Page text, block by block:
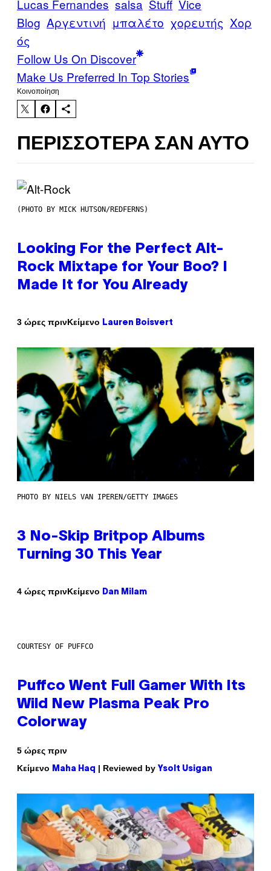
Lucas Fernandes salsa Stuff Vice
Blog Αργεντινή μπαλέτο χορευτής Χορ
ός
Follow Us On Discover
Make Us Preferred In Top Stories
Kοινοποίηση
ΠΕΡΙΣΣΌΤΕΡΑ ΣΑΝ ΑΥΤΌ
(PHOTO BY MICK HUTSON/REDFERNS)
Looking For the Perfect Alt-
Rock Mixtape for Your Boo? I
Made It for You Already
3 ώρες πρινΚείμενο Lauren Boisvert
PHOTO BY NIELS VAN IPEREN/GETTY IMAGES
3 No-Skip Britpop Albums
Turning 30 This Year
4 ώρες πρινΚείμενο Dan Milam
COURTESY OF PUFFCO
Puffco Went Full Gamer With Its
Wild New Plasma Peak Pro
Colorway
5 ώρες πριν
Κείμενο
Maha Haq | Reviewed by Ysolt Usigan